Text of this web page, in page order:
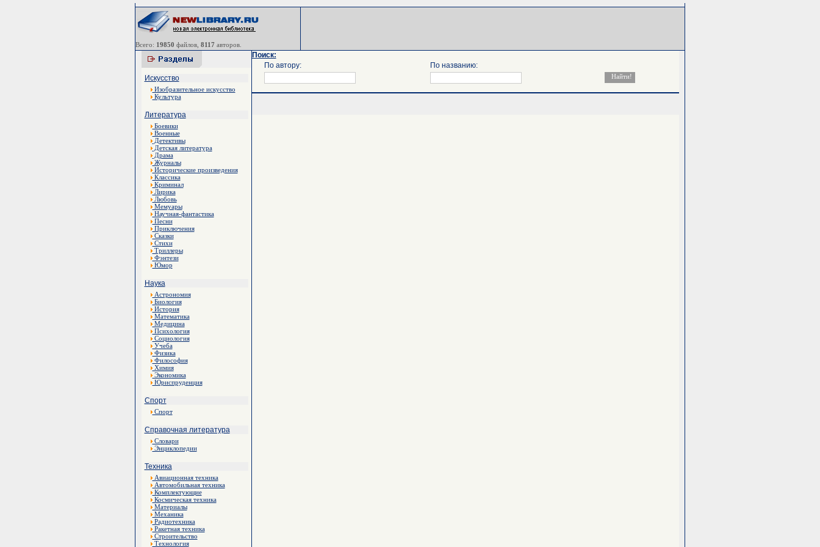
Всего: 19850 файлов, 8117 авторов.
Искусство
Изобразительное искусство
Культура
Литература
Боевики
Военные
Детективы
Детская литература
Драма
Журналы
Исторические произведения
Классика
Криминал
Лирика
Любовь
Мемуары
Научная-фантастика
Песни
Приключения
Сказки
Стихи
Триллеры
Фэнтези
Юмор
Наука
Астрономия
Биология
История
Математика
Медицина
Психология
Социология
Учеба
Физика
Философия
Химия
Экономика
Юриспруденция
Спорт
Спорт
Справочная литература
Словари
Энциклопедии
Техника
Авиационная техника
Автомобильная техника
Комплектующие
Космическая техника
Материалы
Механика
Радиотехника
Ракетная техника
Строительство
Технология
Поиск:
По автору:
По названию: